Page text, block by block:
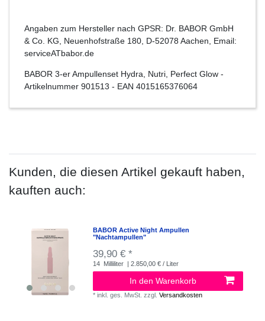
Angaben zum Hersteller nach GPSR: Dr. BABOR GmbH
& Co. KG, Neuenhofstraße 180, D-52078 Aachen, Email:
serviceATbabor.de
BABOR 3-er Ampullenset Hydra, Nutri, Perfect Glow -
Artikelnummer 901513 - EAN 4015165376064
Kunden, die diesen Artikel gekauft haben,
kauften auch:
BABOR Active Night Ampullen
"Nachtampullen"
39,90 € *
14 Milliliter | 2.850,00 € / Liter
In den Warenkorb
*inkl. ges. MwSt. zzgl.Versandkosten